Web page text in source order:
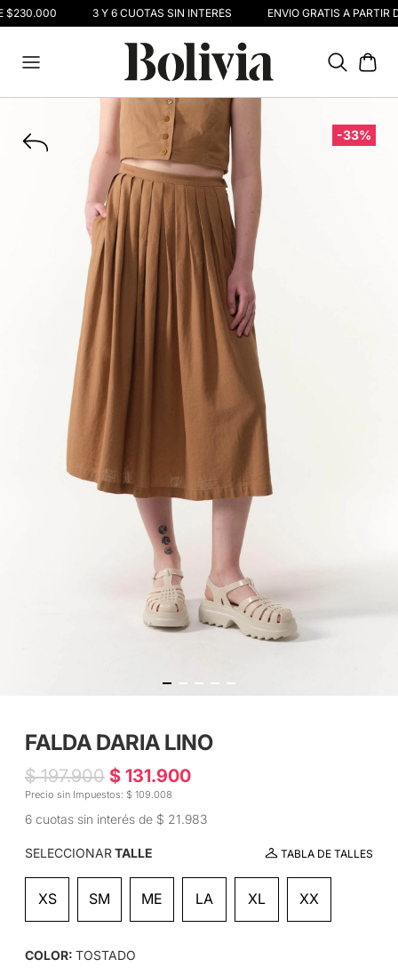
$230.000 3 Y 6 CUOTAS SIN INTERÉS ENVIO GRATIS A PARTIR
-33%
FALDA DARIA LINO
$ 197.900 $ 131.900
Precio sin Impuestos: $ 109.008
6 cuotas sin interés de $ 21.983
TABLA DE TALLES
SELECCIONARTALLE
XS SM ME LA XL XX
COLOR: TOSTADO